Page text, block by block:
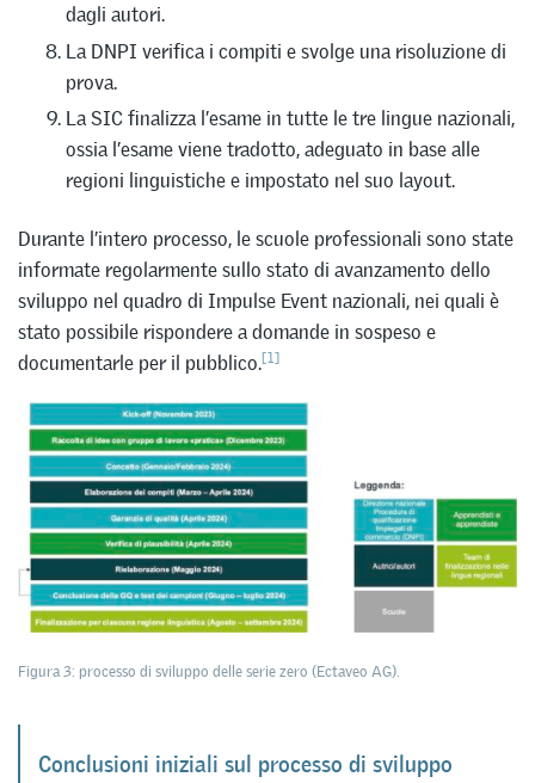
dagli autori.
La DNPI verifica i compiti e svolge una risoluzione di
prova.
La SIC finalizza l’esame in tutte le tre lingue nazionali,
ossia l’esame viene tradotto, adeguato in base alle
regioni linguistiche e impostato nel suo layout.
Durante l’intero processo, le scuole professionali sono state
informate regolarmente sullo stato di avanzamento dello
sviluppo nel quadro di Impulse Event nazionali, nei quali è
stato possibile rispondere a domande in sospeso e
documentarle per il pubblico.[1]
Figura 3: processo di sviluppo delle serie zero (Ectaveo AG).
Conclusioni iniziali sul processo di sviluppo